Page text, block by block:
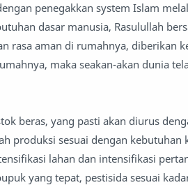
penegakkan system Islam
dasar manusia, Rasulullah
rasa aman di rumahnya, diberikan
maka seakan-akan dunia
beras, yang pasti akan diurus
produksi sesuai dengan kebutuhan
lahan dan intensifikasi
yang tepat, pestisida sesuai